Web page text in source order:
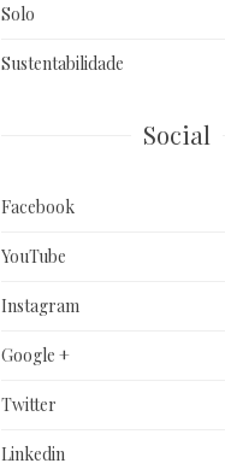
Solo
Sustentabilidade
Social
Facebook
YouTube
Instagram
Google +
Twitter
Linkedin